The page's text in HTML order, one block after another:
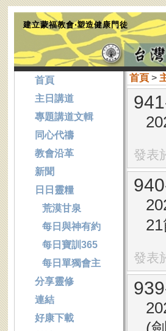
建立蒙福教會‧塑造健康門徒
首頁>
發表
發表
首頁
主日講道
專題講道文輯
同心代禱
教會沿革
新聞
日日靈糧
荒漠甘泉
每日與神有約
每日寶訓365
每日單獨會主
分享靈修
連結
好康下載